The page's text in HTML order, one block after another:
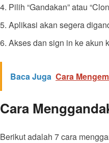
Pilih “Gandakan” atau
Aplikasi akan segera
Akses dan sign in ke akun
Baca Juga Cara
Cara
Berikut adalah 7 cara